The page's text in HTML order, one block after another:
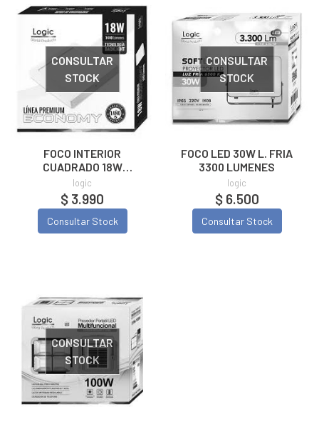
CONSULTAR
STOCK
FOCO INTERIOR
CUADRADO 18W
SOBREPUESTO LUZ
FRIA
logic
$ 3.990
Consultar Stock
CONSULTAR
STOCK
FOCO LED 30W L. FRIA
3300 LUMENES
logic
$ 6.500
Consultar Stock
CONSULTAR
STOCK